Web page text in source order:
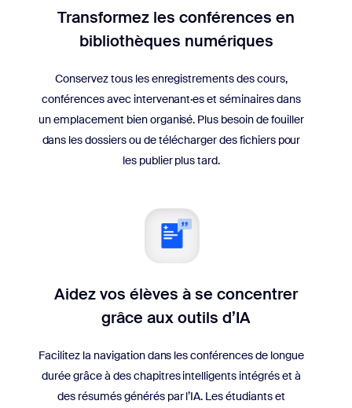
Transformez les conférences en
bibliothèques numériques
Conservez tous les enregistrements des cours,
conférences avec intervenant·es et séminaires dans
un emplacement bien organisé. Plus besoin de fouiller
dans les dossiers ou de télécharger des fichiers pour
les publier plus tard.
Aidez vos élèves à se concentrer
grâce aux outils d’IA
Facilitez la navigation dans les conférences de longue
durée grâce à des chapitres intelligents intégrés et à
des résumés générés par l’IA. Les étudiants et